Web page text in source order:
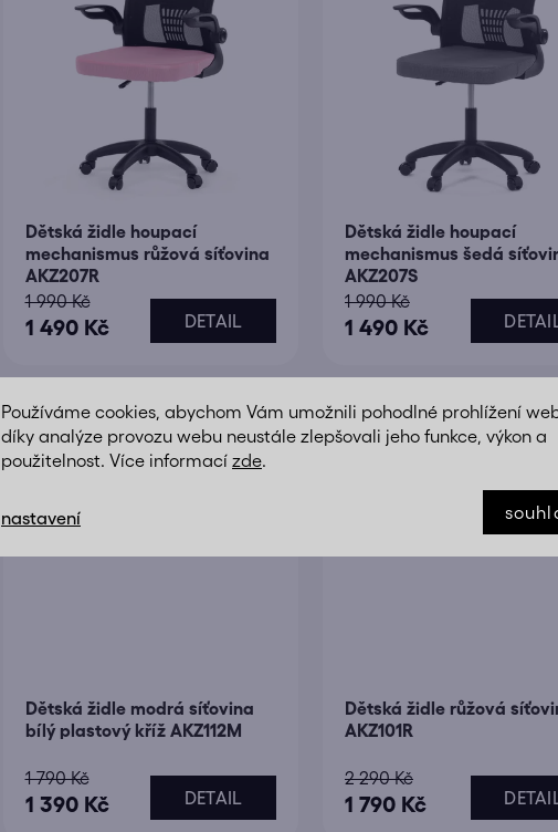
Používáme cookies, abychom Vám umožnili pohodlné prohlížení
díky analýze provozu webu neustále zlepšovali jeho funkce, výkon a
použitelnost. Více informací zde.
nastavení
Dětská židle houpací
mechanismus růžová síťovina
AKZ207R
1 490 Kč
1 990 Kč
DETAIL
Dětská židle houpací
mechanismus šedá
AKZ207S
1 490 Kč
1 990 Kč
DETAIL
Akce
Dětská židle modrá síťovina
bílý plastový kříž AKZ112M
1 390 Kč
1 790 Kč
DETAIL
Akce
Dětská židle růžová
AKZ101R
1 790 Kč
2 290 Kč